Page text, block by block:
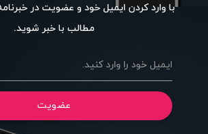
با وارد کردن ایمیل خود و عضویت در
مطالب با خبر شوید.
ایمیل خود را وارد کنید.
عضویت